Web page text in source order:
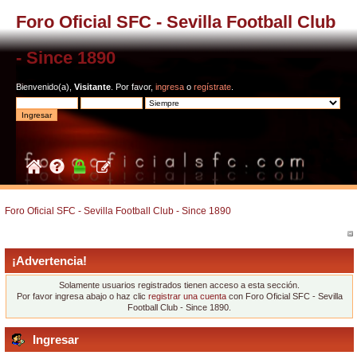
Foro Oficial SFC - Sevilla Football Club
- Since 1890
Bienvenido(a), Visitante . Por favor, ingresa o regístrate
Foro Oficial SFC - Sevilla Football Club - Since 1890
¡Advertencia!
Solamente usuarios registrados tienen acceso a esta sección.
Por favor ingresa abajo o haz clic registrar una cuentacon Foro Oficial SFC - Sevilla
Football Club - Since 1890.
Ingresar